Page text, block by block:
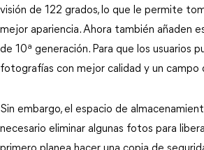
visión de 122 grados, lo que le permite
mejor apariencia. Ahora también añaden
de 10ª generación. Para que los usuarios
fotografías con mejor calidad y un campo
Sin embargo, el espacio de
necesario eliminar algunas fotos para